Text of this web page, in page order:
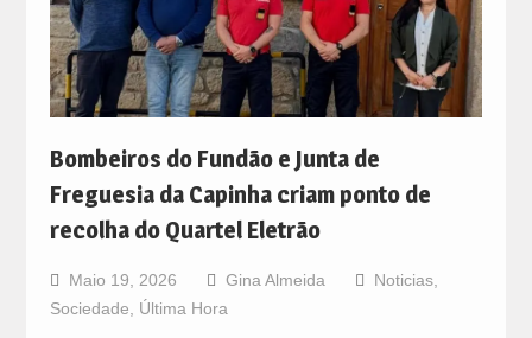
Bombeiros do Fundão e Junta de
Freguesia da Capinha criam ponto de
recolha do Quartel Eletrão
Maio 19, 2026 Gina Almeida Noticias,
Sociedade
Última Hora